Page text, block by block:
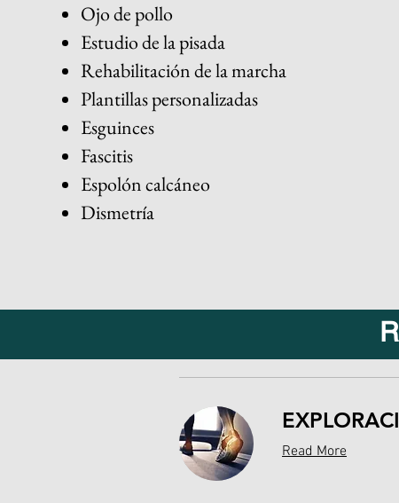
Ojo de pollo
Estudio de la pisada
Rehabilitación de la marcha
Plantillas personalizadas
Esguinces
Fascitis
Espolón calcáneo
Dismetría
Read More